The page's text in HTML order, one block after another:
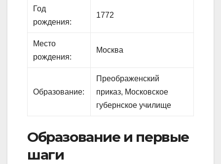
Год
рождения:
1772
Место
рождения:
Москва
Образование:
Преображенский
приказ, Московское
губернское училище
Образование и первые
шаги